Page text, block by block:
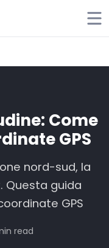
Come
GPS
nord-sud, la
Questa guida
GPS
read